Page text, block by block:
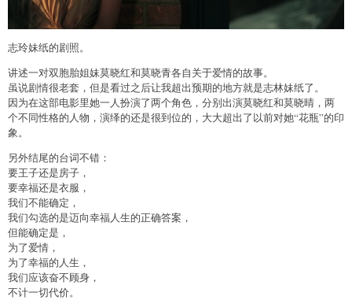
志玲妹纸的剧照。
讲述一对双胞胎姐妹莫晓红和莫晓青各自关于爱情的故事。
虽说剧情很老套，但是看过之后让我超出预期的地方就是志林妹纸了。
因为在这部电影里她一人扮演了两个角色，分别出演莫晓红和莫晓晴，两
个不同性格的人物，演绎的还是很到位的，大大超出了以前对她“花瓶”的印
象。
另外结尾的台词不错：
要王子还是房子，
要幸福还是衣服，
我们不能确定，
我们勾选的是迈向幸福人生的正确答案，
但能确定是，
为了爱情，
为了幸福的人生，
我们应该奋不顾身，
不计一切代价。